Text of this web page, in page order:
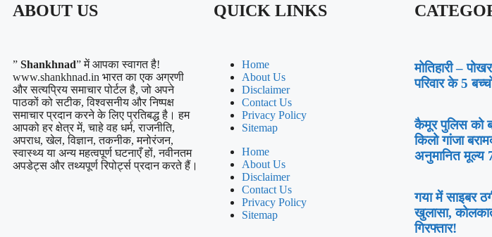
ABOUT US
” Shankhnad” में आपका स्वागत है!
www.shankhnad.in भारत का एक अग्रणी
और सत्यप्रिय समाचार पोर्टल है, जो अपने
पाठकों को सटीक, विश्वसनीय और निष्पक्ष
समाचार प्रदान करने के लिए प्रतिबद्ध है। हम
आपको हर क्षेत्र में, चाहे वह धर्म, राजनीति,
अपराध, खेल, विज्ञान, तकनीक, मनोरंजन,
स्वास्थ्य या अन्य महत्वपूर्ण घटनाएँ हों, नवीनतम
अपडेट्स और तथ्यपूर्ण रिपोर्ट्स प्रदान करते हैं।
QUICK LINKS
Home
About Us
Disclaimer
Contact Us
Privacy Policy
Sitemap
Home
About Us
Disclaimer
Contact Us
Privacy Policy
Sitemap
मोतिहारी –
परिवार के 5
कैमूर पुलिस को
किलो गांजा
अनुमानित
गया में साइबर
खुलासा,
गिरफ्तार!